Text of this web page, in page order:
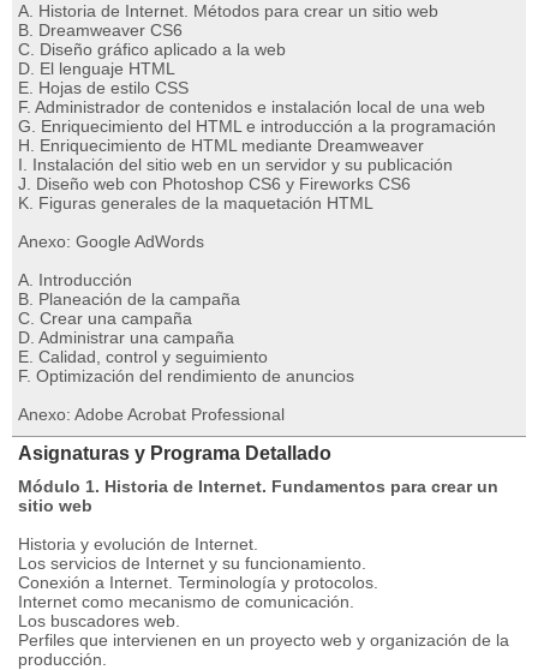
A. Historia de Internet. Métodos para crear un sitio web
B. Dreamweaver CS6
C. Diseño gráfico aplicado a la web
D. El lenguaje HTML
E. Hojas de estilo CSS
F. Administrador de contenidos e instalación local de una web
G. Enriquecimiento del HTML e introducción a la programación
H. Enriquecimiento de HTML mediante Dreamweaver
I. Instalación del sitio web en un servidor y su publicación
J. Diseño web con Photoshop CS6 y Fireworks CS6
K. Figuras generales de la maquetación HTML
Anexo: Google AdWords
A. Introducción
B. Planeación de la campaña
C. Crear una campaña
D. Administrar una campaña
E. Calidad, control y seguimiento
F. Optimización del rendimiento de anuncios
Anexo: Adobe Acrobat Professional
Asignaturas y Programa Detallado
Módulo 1. Historia de Internet. Fundamentos para crear un
sitio web
Historia y evolución de Internet.
Los servicios de Internet y su funcionamiento.
Conexión a Internet. Terminología y protocolos.
Internet como mecanismo de comunicación.
Los buscadores web.
Perfiles que intervienen en un proyecto web y organización de la
producción.